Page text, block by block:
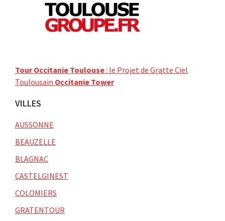
Tour Occitanie Toulouse: le Projet de Gratte Ciel
Toulousain Occitanie Tower
VILLES
AUSSONNE
BEAUZELLE
BLAGNAC
CASTELGINEST
COLOMIERS
GRATENTOUR